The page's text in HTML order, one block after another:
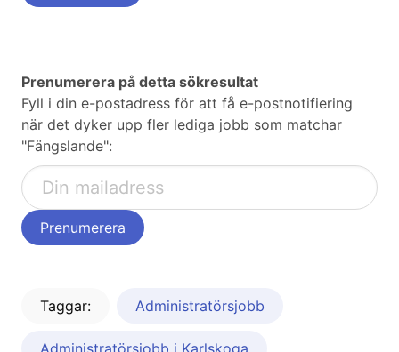
Prenumerera på detta sökresultat
Fyll i din e-postadress för att få e-postnotifiering
när det dyker upp fler lediga jobb som matchar
"Fängslande":
Taggar: Administratörsjobb